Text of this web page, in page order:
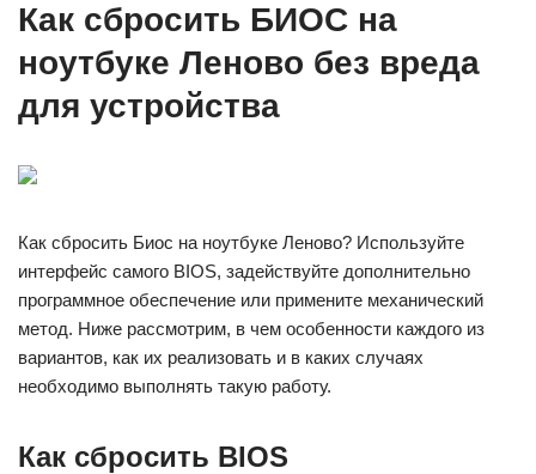
Как сбросить БИОС на
ноутбуке Леново без вреда
для устройства
Как сбросить Биос на ноутбуке Леново? Используйте
интерфейс самого BIOS, задействуйте дополнительно
программное обеспечение или примените механический
метод. Ниже рассмотрим, в чем особенности каждого из
вариантов, как их реализовать и в каких случаях
необходимо выполнять такую работу.
Как сбросить BIOS